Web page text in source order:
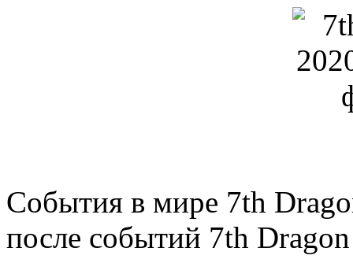
События в мире 7th
после событий 7th